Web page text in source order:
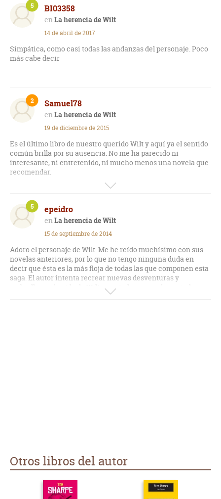
BI03358
La herencia de Wilt
5
14 de abril de 2017
Simpática, como casi todas las andanzas del personaje. Poco
más cabe decir
Samuel78
La herencia de Wilt
2
19 de diciembre de 2015
Es el último libro de nuestro querido Wilt y aquí ya el sentido
común brilla por su ausencia. No me ha parecido ni
interesante, ni entretenido, ni mucho menos una novela que
recomendar.
Lo dicho anteriormente, si lees los dos primeros libros de la
saga te quedarás con un buen sabor de boca, si sigues, los
olvidarás todos pronto menos el primero de ellos que el que
realmente hace de Wilt un personaje digno de leer (sobre
todo cuando se encuentra en la comisaria).
epeidro
La herencia de Wilt
5
15 de septiembre de 2014
Adoro el personaje de Wilt. Me he reído muchísimo con sus
novelas anteriores, por lo que no tengo ninguna duda en
decir que ésta es la más floja de todas las que componen esta
saga. El autor intenta recrear nuevas desventuras y
embrollos en la vida de Wilt, pero todo parece demasiado
forzado (las apariciones del inspector Flint no tienen ningún
Otros libros del autor